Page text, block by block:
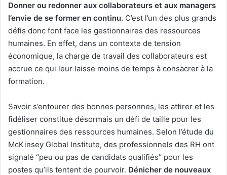
Donner ou redonner aux collaborateurs et aux managers
l’envie de se former en continu. C’est l’un des plus grands
défis donc font face les gestionnaires des ressources
humaines. En effet, dans un contexte de tension
économique, la charge de travail des collaborateurs est
accrue ce qui leur laisse moins de temps à consacrer à la
formation.
Savoir s’entourer des bonnes personnes, les attirer et les
fidéliser constitue désormais un défi de taille pour les
gestionnaires des ressources humaines. Selon l’étude du
McKinsey Global Institute, des professionnels des RH ont
signalé ‘’peu ou pas de candidats qualifiés’’ pour les
postes qu’ils tentent de pourvoir. Dénicher de nouveaux